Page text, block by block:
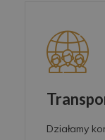
Działamy